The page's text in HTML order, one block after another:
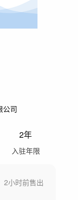
公司
2年
入驻年限
2小时前售出